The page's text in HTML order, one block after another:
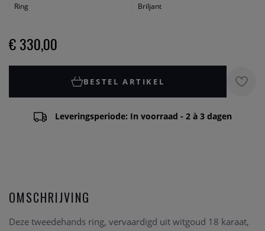
Ring
Briljant
€ 330,00
BESTEL ARTIKEL
Leveringsperiode: In voorraad - 2 à 3 dagen
OMSCHRIJVING
Deze tweedehands ring, vervaardigd uit witgoud 18 karaat,